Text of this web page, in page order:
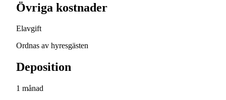
Övriga kostnader
Elavgift
Ordnas av hyresgästen
Deposition
1 månad